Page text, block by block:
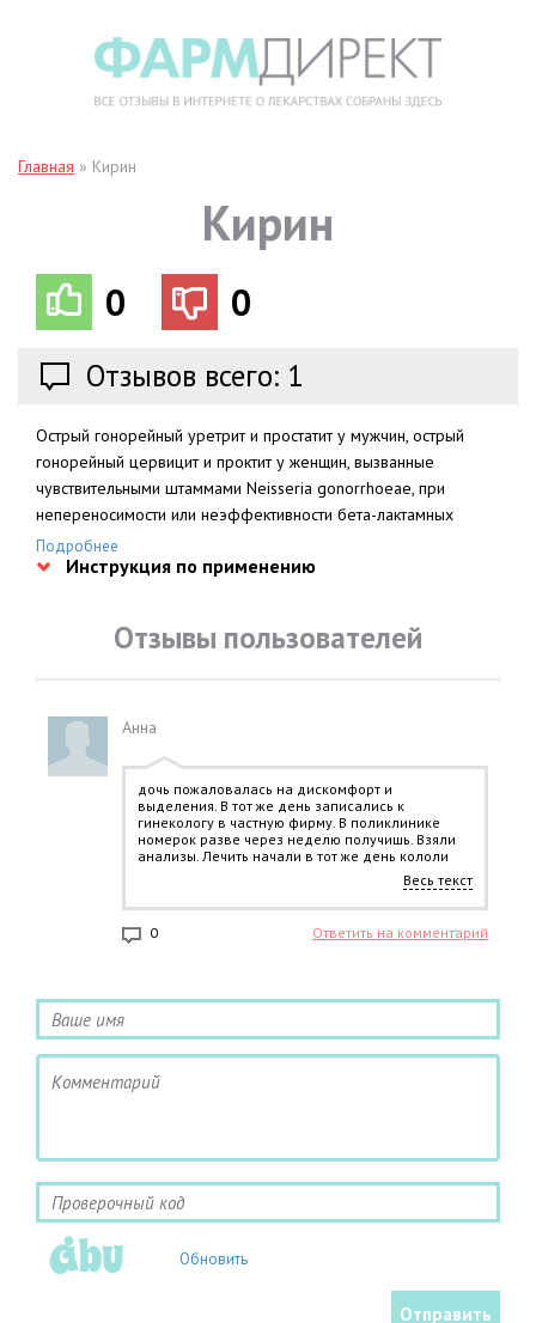
Главная » Кирин
Кирин
0 0
Отзывов всего: 1
Острый гонорейный уретрит и простатит у мужчин, острый
гонорейный цервицит и проктит у женщин, вызванные
чувствительными штаммами Neisseria gonorrhoeae, при
непереносимости или неэффективности бета-лактамных
антибиотиков. Профилактика после половых контактов с
больными гонореей.
Подробнее
Инструкция по применению
Отзывы пользователей
Анна
дочь пожаловалась на дискомфорт и
выделения. В тот же день записались к
гинекологу в частную фирму. В поликлинике
номерок разве через неделю получишь. Взяли
анализы. Лечить начали в тот же день кололи
бактериальную инфекцию. Но, благодаря
вовремя начатому лечению, все прошло.
Весь текст
0 Ответить на комментарий
Обновить